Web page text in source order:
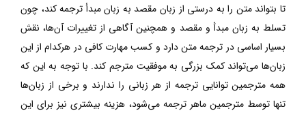
تا بتواند متن را به درستی از زبان مقصد به زبان مبدأ ترجمه کند، چون
تسلط به زبان مبدأ و مقصد و همچنین آگاهی از تغییرات آن‌ها، نقش
بسیار اساسی در ترجمه متن دارد و کسب مهارت کافی در هرکدام از این
زبان‌ها می‌تواند کمک بزرگی به موفقیت مترجم کند. با توجه به این که
همه مترجمین توانایی ترجمه از هر زبانی را ندارند و برخی از زبان‌ها
تنها توسط مترجمین ماهر ترجمه می‌شود، هزینه بیشتری نیز برای این